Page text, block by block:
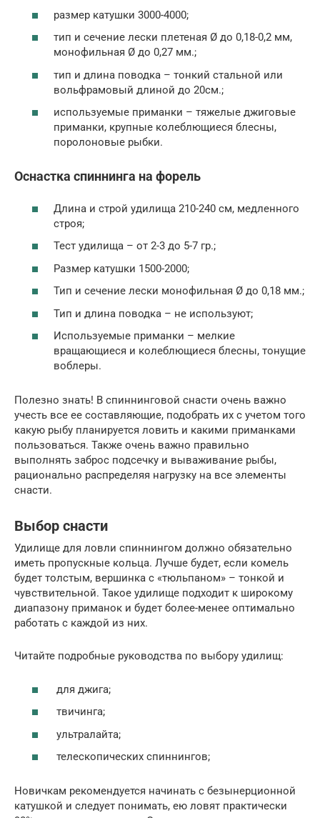
размер катушки 3000-4000;
тип и сечение лески плетеная Ø до 0,18-0,2 мм,
монофильная Ø до 0,27 мм.;
тип и длина поводка – тонкий стальной или
вольфрамовый длиной до 20см.;
используемые приманки – тяжелые джиговые
приманки, крупные колеблющиеся блесны,
поролоновые рыбки.
Оснастка спиннинга на форель
Длина и строй удилища 210-240 см, медленного
строя;
Тест удилища – от 2-3 до 5-7 гр.;
Размер катушки 1500-2000;
Тип и сечение лески монофильная Ø до 0,18 мм.;
Тип и длина поводка – не используют;
Используемые приманки – мелкие
вращающиеся и колеблющиеся блесны, тонущие
воблеры.
Полезно знать! В спиннинговой снасти очень важно
учесть все ее составляющие, подобрать их с учетом того
какую рыбу планируется ловить и какими приманками
пользоваться. Также очень важно правильно
выполнять заброс подсечку и вываживание рыбы,
рационально распределяя нагрузку на все элементы
снасти.
Выбор снасти
Удилище для ловли спиннингом должно обязательно
иметь пропускные кольца. Лучше будет, если комель
будет толстым, вершинка с «тюльпаном» – тонкой и
чувствительной. Такое удилище подходит к широкому
диапазону приманок и будет более-менее оптимально
работать с каждой из них.
Читайте подробные руководства по выбору удилищ:
для джига;
твичинга;
ультралайта;
телескопических спиннингов;
Новичкам рекомендуется начинать с безынерционной
катушкой и следует понимать, ею ловят практически